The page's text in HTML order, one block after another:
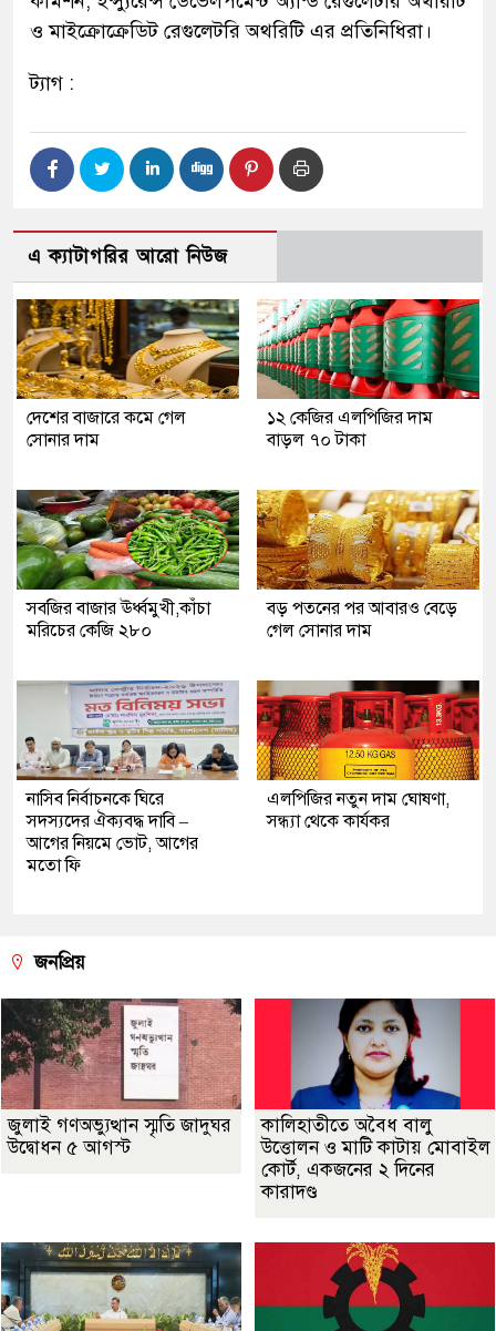
ও মাইক্রোক্রেডিট রেগুলেটরি অথরিটি এর প্রতিনিধিরা।
ট্যাগ :
এ ক্যাটাগরির আরো নিউজ
দেশের বাজারে কমে গেল
সোনার দাম
১২ কেজির এলপিজির দাম
বাড়ল ৭০ টাকা
সবজির বাজার ঊর্ধ্বমুখী,কাঁচা
মরিচের কেজি ২৮০
বড় পতনের পর আবারও বেড়ে
গেল সোনার দাম
নাসিব নির্বাচনকে ঘিরে
সদস্যদের ঐক্যবদ্ধ দাবি –
আগের নিয়মে ভোট, আগের
মতো ফি
এলপিজির নতুন দাম ঘোষণা,
সন্ধ্যা থেকে কার্যকর
জনপ্রিয়
জুলাই গণঅভ্যুত্থান স্মৃতি জাদুঘর
উদ্বোধন ৫ আগস্ট
কালিহাতীতে অবৈধ বালু
উত্তোলন ও মাটি কাটায় মোবাইল
কোর্ট, একজনের ২ দিনের
কারাদণ্ড